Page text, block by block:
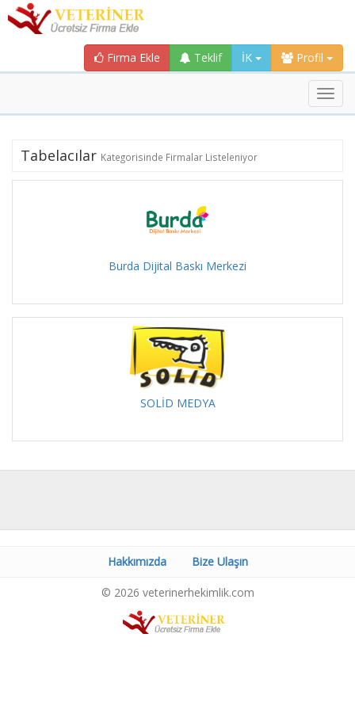
Firma Ekle Teklif İK Profil
Tabelacılar Kategorisinde Firmalar Listeleniyor
Burda Dijital Baskı Merkezi
SOLİD MEDYA
Hakkımızda Bize Ulaşın
© 2026 veterinerhekimlik.com